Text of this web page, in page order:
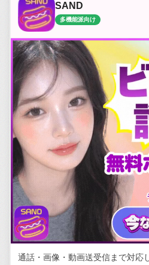
SAND
多機能派向け
通話・画像・動画送受信まで対応